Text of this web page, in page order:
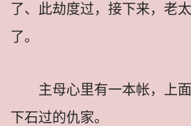
了、此劫度过，接下来，老
了。
主母心里有一本帐，上
下石过的仇家。